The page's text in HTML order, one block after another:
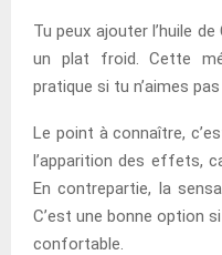
Tu peux ajouter l’huile
un plat froid. Cette
pratique si tu n’aimes
Le point à connaître,
l’apparition des effets,
En contrepartie, la
C’est une bonne option
confortable.